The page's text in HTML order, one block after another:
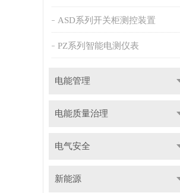
ASD系列开关柜测控装置
PZ系列智能电测仪表
电能管理
电能质量治理
电气安全
新能源